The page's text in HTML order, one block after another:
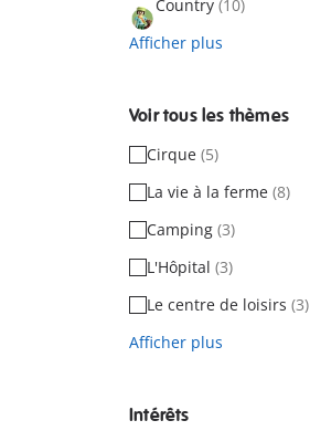
Country (10)
Afficher plus
Voir tous les thèmes
Cirque (5)
La vie à la ferme (8)
Camping (3)
L'Hôpital (3)
Le centre de loisirs (3)
Afficher plus
Intérêts